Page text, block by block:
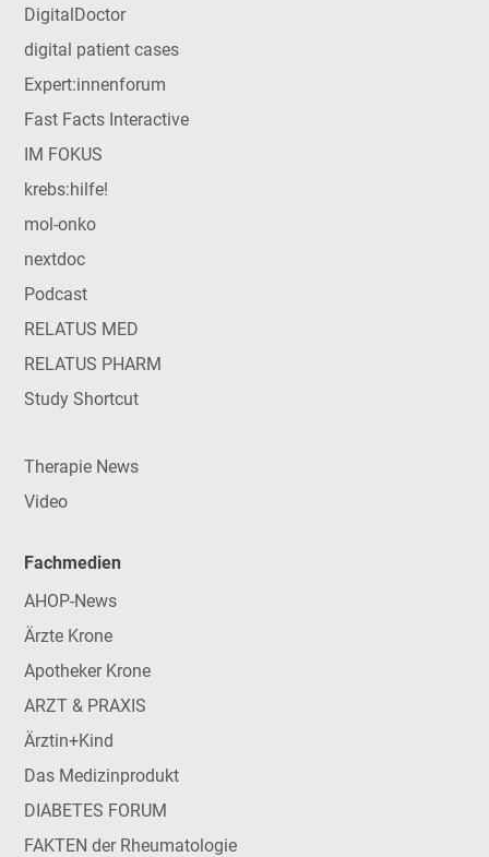
DigitalDoctor
digital patient cases
Expert:innenforum
Fast Facts Interactive
IM FOKUS
krebs:hilfe!
mol-onko
nextdoc
Podcast
RELATUS MED
RELATUS PHARM
Study Shortcut
Therapie News
Video
Fachmedien
AHOP-News
Ärzte Krone
Apotheker Krone
ARZT & PRAXIS
Ärztin+Kind
Das Medizinprodukt
DIABETES FORUM
FAKTEN der Rheumatologie